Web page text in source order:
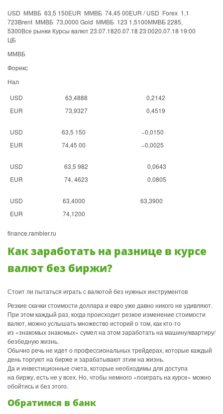
USD ММВБ 63,5 150EUR ММВБ 74,45 00EUR / USD Forex 1,1
723Brent ММВБ 73,0000 Gold ММВБ 123 1,5100ММВБ 2285,
5300Все рынки Курсы валют 23.07.1820.07.18 23:0020.07.18 19:00
ЦБ
ММВБ
Форекс
Нал
USD
63,4888
0,2142
EUR
73,9327 0,4519
USD 63,5 150
−0,0150
EUR
74,45 00 −0,0025
USD 63,5 982
0,0643
EUR
74, 4623 0,0805
USD 63,4000
63,3900
EUR
74,1200
finance.rambler.ru
Как заработать на разнице в курсе
валют без биржи?
Стоит ли пытаться играть с валютой без нужных инструментов
Резкие скачки стоимости доллара и евро уже давно никого не удивляют.
При этом каждый раз, когда происходит резкое изменение стоимости
валют, можно услышать множество историй о том, как кто-то
из «знакомых знакомых» сумел на этом заработать на машину/квартиру/
безбедную жизнь.
Обычно речь не идет о профессиональных трейдерах, которые каждый
день торгуют на бирже и зарабатывают этим на жизнь.
Да и инвестиционные счета, которые необходимы для доступа
на биржу, есть не у всех. Но, чтобы немного «поиграть на курсе» можно
обойтись и без этого.
Обратимся в банк